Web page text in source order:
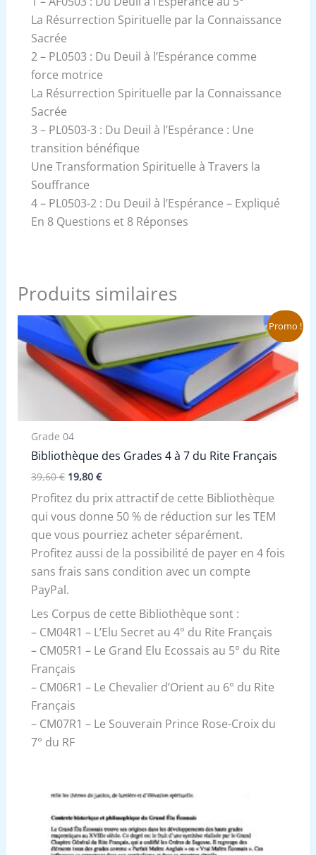
La Résurrection Spirituelle par la Connaissance
Sacrée
2 – PL0503 : Du Deuil à l’Espérance comme
force motrice
La Résurrection Spirituelle par la Connaissance
Sacrée
3 – PL0503-3 : Du Deuil à l’Espérance : Une
transition bénéfique
Une Transformation Spirituelle à Travers la
Souffrance
4 – PL0503-2 : Du Deuil à l’Espérance – Expliqué
En 8 Questions et 8 Réponses
Produits similaires
Promo !
Grade 04
Bibliothèque des Grades 4 à 7 du Rite Français
39,60€
Le
prix
initial
était :
39,60 €.
19,80 €
prix
est :
19,80 €.
Profitez du prix attractif de cette Bibliothèque
qui vous donne 50 % de réduction sur les TEM
que vous pourriez acheter séparément.
Profitez aussi de la possibilité de payer en 4 fois
sans frais sans condition avec un compte
PayPal.
Les Corpus de cette Bibliothèque sont :
– CM04R1 – L’Elu Secret au 4° du Rite Français
– CM05R1 – Le Grand Elu Ecossais au 5° du Rite
Français
– CM06R1 – Le Chevalier d’Orient au 6° du Rite
Français
– CM07R1 – Le Souverain Prince Rose-Croix du
7° du RF